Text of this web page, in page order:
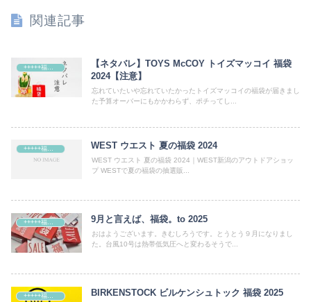
関連記事
【ネタバレ】TOYS McCOY トイズマッコイ 福袋
2024【注意】
忘れていたいや忘れていたかったトイズマッコイの福袋が届きまし
た予算オーバーにもかかわらず、ポチってし...
+++++福袋++++++ WEST ウエスト 夏の福袋 2024
WEST ウエスト 夏の福袋 2024｜WEST新潟のアウトドアショッ
プ WESTで夏の福袋の抽選販...
+++++福袋++++++ 9月と言えば、福袋。to 2025
おはようございます。きむしろうです。とうとう９月になりまし
た。台風10号は熱帯低気圧へと変わるそうで...
BIRKENSTOCK ビルケンシュトック 福袋 2025